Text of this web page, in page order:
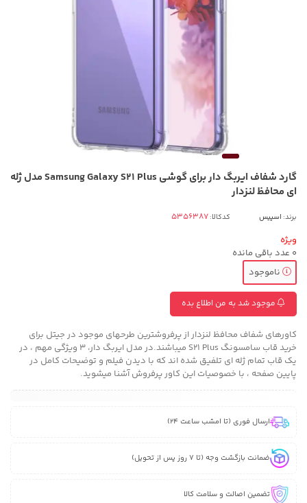
گارد شفاف ایربگ دار برای گوشی Samsung Galaxy S21 Plus مدل ژله
ای محافظ لنزدار
برند: اسپیس کدکالا:
ویژه
0 عدد باقی مانده
ناموجود
موجود شد به من اطلاع بده
کاورهای شفاف محافظ لنزدار از پرفروشترین طرحهای موجود در جیتل برای
خرید قاب سامسونگ S21 Plus میباشند.در مدل ایربگ دار، 3 ویژگی مهم ، در
یک قاب تمام ژله ای تلفیق شده اند که با دیدن فیلم و توضیحات کامل در
پایین صفحه ، با خصوصیات این کاور پرفروش آشنا میشوید.
ارسال فوری (تا امشب ساعت 24)
ضمانت بازگشت وجه (تا 7 روز پس از تحویل)
تضمین اصالت و سلامت کالا